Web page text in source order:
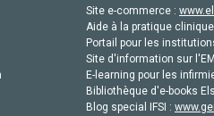
Site e-commerce :
Aide à la pratique
Portail pour les
Site d'information sur
E-learning pour les
Bibliothèque d'e-books
Blog special IFSI :